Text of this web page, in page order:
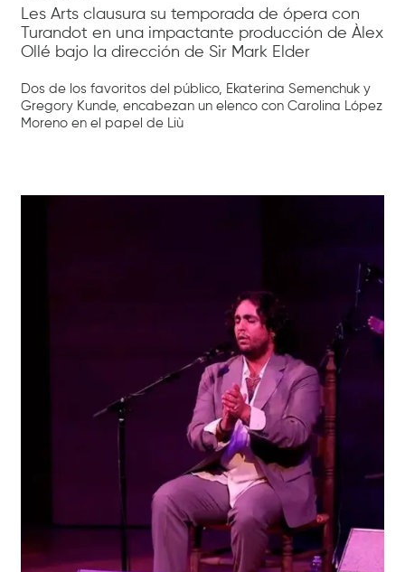
Les Arts clausura su temporada de ópera con
Turandot en una impactante producción de Àlex
Ollé bajo la dirección de Sir Mark Elder
Dos de los favoritos del público, Ekaterina Semenchuk y
Gregory Kunde, encabezan un elenco con Carolina López
Moreno en el papel de Liù